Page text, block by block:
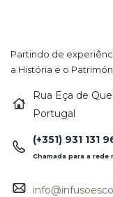
Partindo de
a História e o
Rua Eça de
Portugal
(+351) 931 131
Chamada para a rede